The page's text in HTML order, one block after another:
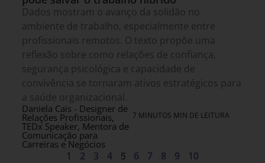
Dados mostram o avanço da solidão no
ambiente de trabalho, especialmente entre
profissionais remotos. O texto propõe uma
reflexão sobre como relações de confiança,
segurança psicológica e capacidade de
convivência se tornaram ativos estratégicos para
a saúde organizacional.
Daniela Cais - Designer de
Relações Profissionais,
TEDx Speaker, Mentora de
Comunicação para
Carreiras e Negócios
7 MINUTOS MIN DE LEITURA
1 2 3 4 5 6 7 8 9 10